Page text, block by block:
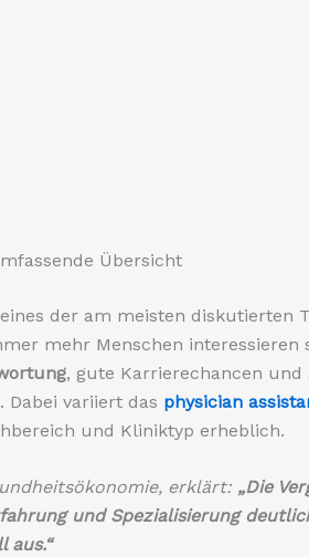
Übersicht
der am meisten diskutierten
mehr Menschen interessieren
, gute Karrierechancen und
Dabei variiert das physician
und Kliniktyp erheblich.
erklärt: „Die
und Spezialisierung
aus.“